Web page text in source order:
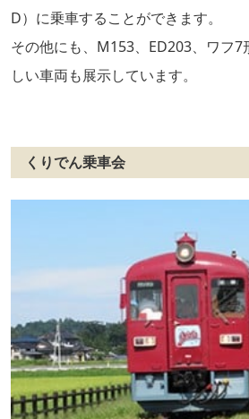
D）に乗車することができます。
その他にも、M153、ED203、ワフ
しい車両も展示しています。
くりでん乗車会